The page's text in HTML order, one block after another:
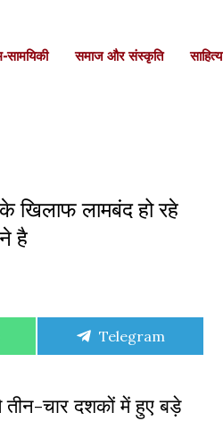
सामयिकी समाज और संस्कृति साहित्‍य
खिलाफ लामबंद हो रहे
है
Share
Telegram
तीन-चार दशकों में हुए बड़े